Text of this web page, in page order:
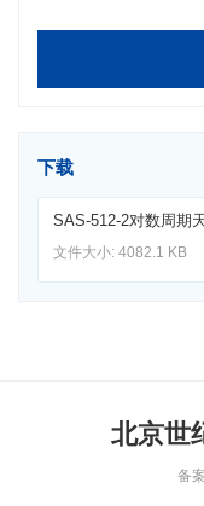
下载
SAS-512-2对数周期
文件大小: 4082.1 KB
北京世
备